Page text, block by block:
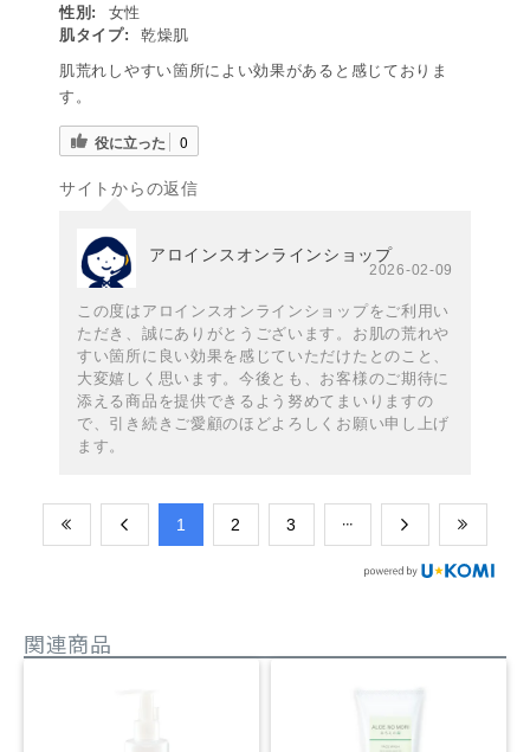
性別:
女性
肌タイプ:
乾燥肌
肌荒れしやすい箇所によい効果があると感じておりま
す。
役に立った 0
サイトからの返信
アロインスオンラインショップ
2026-02-09
この度はアロインスオンラインショップをご利用い
ただき、誠にありがとうございます。お肌の荒れや
すい箇所に良い効果を感じていただけたとのこと、
大変嬉しく思います。今後とも、お客様のご期待に
添える商品を提供できるよう努めてまいりますの
で、引き続きご愛顧のほどよろしくお願い申し上げ
ます。
​1 ​2 ​3
関連商品